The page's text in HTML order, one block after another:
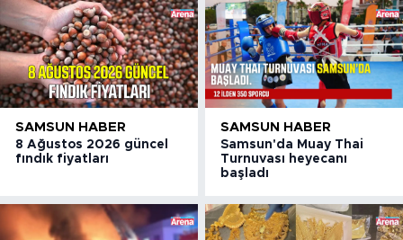
SAMSUN HABER
8 Ağustos 2026 güncel
fındık fiyatları
SAMSUN HABER
Samsun'da Muay Thai
Turnuvası heyecanı
başladı